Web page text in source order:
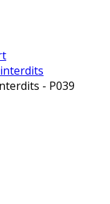
- P039